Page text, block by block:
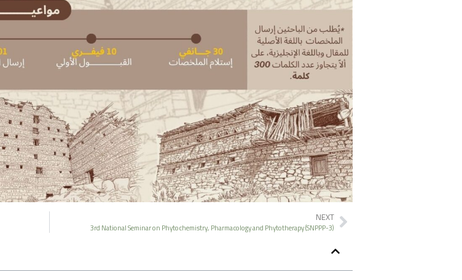
NEXT
3rd National Seminar on Phytochemistry, Pharmacology and Phytotherapy (SNPPP-3)